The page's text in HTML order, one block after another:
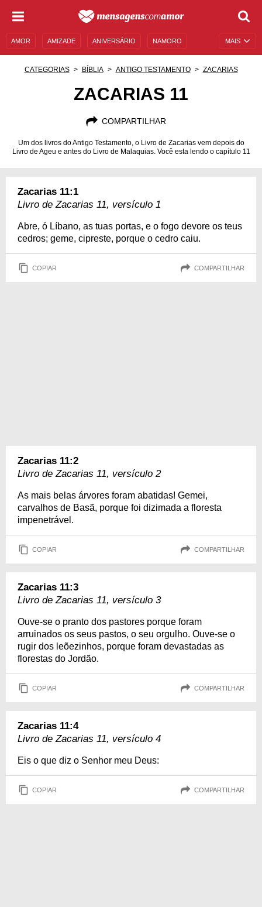
MAIS
AMOR AMIZADE ANIVERSÁRIO NAMORO
CATEGORIAS BÍBLIA ANTIGO TESTAMENTO ZACARIAS
ZACARIAS 11
COMPARTILHAR
Um dos livros do Antigo Testamento, o Livro de Zacarias vem depois do
Livro de Ageu e antes do Livro de Malaquias. Você esta lendo o capítulo 11
Zacarias 11:1
Livro de Zacarias 11, versículo 1
Abre, ó Líbano, as tuas portas, e o fogo devore os teus
cedros; geme, cipreste, porque o cedro caiu.
COPIAR COMPARTILHAR
Zacarias 11:2
Livro de Zacarias 11, versículo 2
As mais belas árvores foram abatidas! Gemei,
carvalhos de Basã, porque foi dizimada a floresta
impenetrável.
COPIAR COMPARTILHAR
Zacarias 11:3
Livro de Zacarias 11, versículo 3
Ouve-se o pranto dos pastores porque foram
arruinados os seus pastos, o seu orgulho. Ouve-se o
rugir dos leõezinhos, porque foram devastadas as
florestas do Jordão.
COPIAR COMPARTILHAR
Zacarias 11:4
Livro de Zacarias 11, versículo 4
Eis o que diz o Senhor meu Deus:
COPIAR COMPARTILHAR